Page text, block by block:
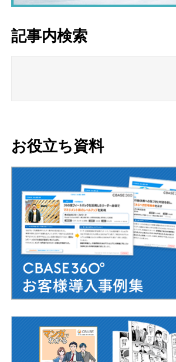
記事内検索
お役立ち資料